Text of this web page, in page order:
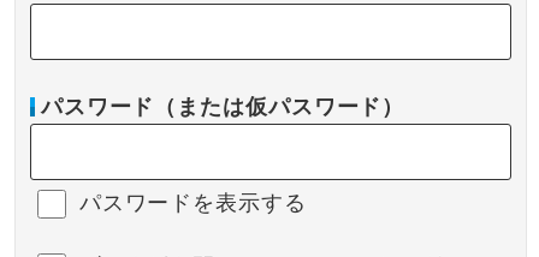
パスワード（または仮パスワード）
パスワードを表示する